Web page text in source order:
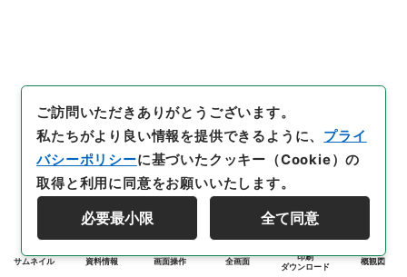
サムネイル 資料情報 画面操作 全画面
印刷
ダウンロード
概観図
ご訪問いただきありがとうございます。
私たちがより良い情報を提供できるように、 プライ
バシーポリシーに基づいたクッキー（Cookie）の
取得と利用に同意をお願いいたします。
必要最小限 全て同意